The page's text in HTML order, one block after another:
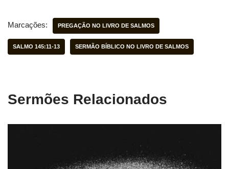
Marcações: PREGAÇÃO NO LIVRO DE SALMOS
SALMO 145:11-13 SERMÃO BÍBLICO NO LIVRO DE SALMOS
Sermões Relacionados